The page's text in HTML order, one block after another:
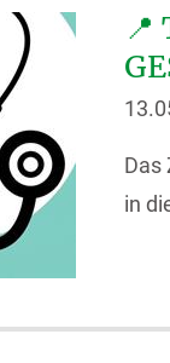
📍
Das
in